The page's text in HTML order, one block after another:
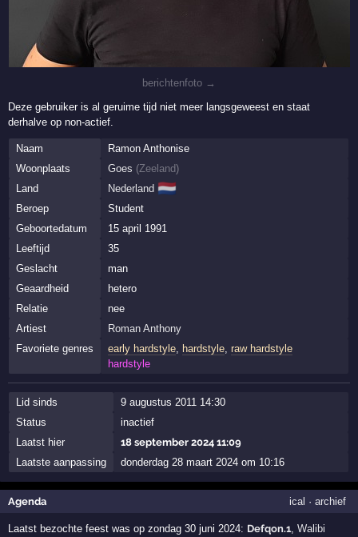
berichtenfoto →
Deze gebruiker is al geruime tijd niet meer langsgeweest en staat
derhalve op non-actief.
Naam
Ramon Anthonise
Woonplaats
Goes (Zeeland)
Land
Nederland 🇳🇱
Beroep
Student
Geboortedatum
15 april 1991
Leeftijd
35
Geslacht
man
Geaardheid
hetero
Relatie
nee
Artiest
Roman Anthony
Favoriete genres
early hardstyle, hardstyle, raw hardstyle
hardstyle
Lid sinds
9 augustus 2011 14:30
Status
inactief
Laatst hier
18 september 2024 11:09
Laatste aanpassing
donderdag 28 maart 2024 om 10:16
Agenda ical · archief
Laatst bezochte feest was op zondag 30 juni 2024: Defqon.1,Walibi